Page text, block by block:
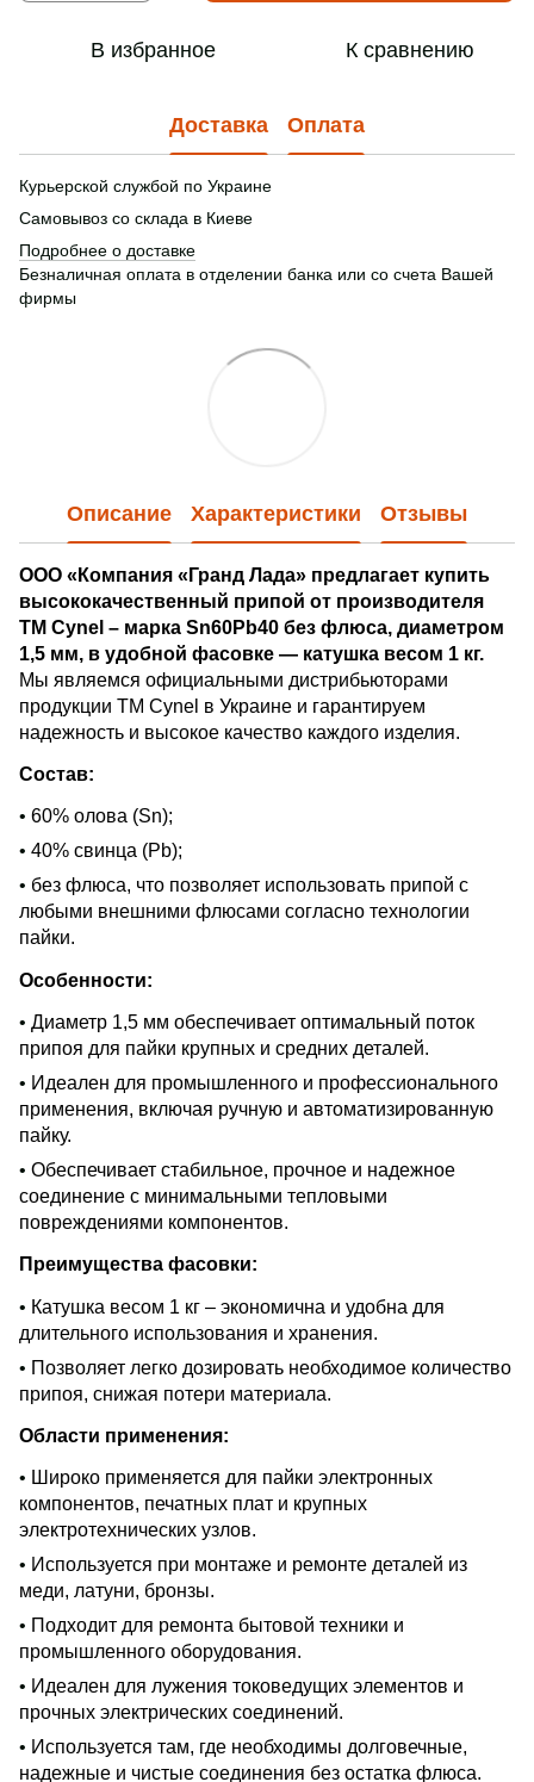
В избранное К сравнению
Доставка Оплата
Курьерской службой по Украине
Самовывоз со склада в Киеве
Подробнее о доставке
Безналичная оплата в отделении банка или со счета Вашей
фирмы
Описание Характеристики Отзывы
ООО «Компания «Гранд Лада» предлагает купить
высококачественный припой от производителя
ТМ Cynel – марка Sn60Pb40 без флюса, диаметром
1,5 мм, в удобной фасовке — катушка весом 1 кг.
Мы являемся официальными дистрибьюторами
продукции ТМ Cynel в Украине и гарантируем
надежность и высокое качество каждого изделия.
Состав:
• 60% олова (Sn);
• 40% свинца (Pb);
• без флюса, что позволяет использовать припой с
любыми внешними флюсами согласно технологии
пайки.
Особенности:
• Диаметр 1,5 мм обеспечивает оптимальный поток
припоя для пайки крупных и средних деталей.
• Идеален для промышленного и профессионального
применения, включая ручную и автоматизированную
пайку.
• Обеспечивает стабильное, прочное и надежное
соединение с минимальными тепловыми
повреждениями компонентов.
Преимущества фасовки:
• Катушка весом 1 кг – экономична и удобна для
длительного использования и хранения.
• Позволяет легко дозировать необходимое количество
припоя, снижая потери материала.
Области применения:
• Широко применяется для пайки электронных
компонентов, печатных плат и крупных
электротехнических узлов.
• Используется при монтаже и ремонте деталей из
меди, латуни, бронзы.
• Подходит для ремонта бытовой техники и
промышленного оборудования.
• Идеален для лужения токоведущих элементов и
прочных электрических соединений.
• Используется там, где необходимы долговечные,
надежные и чистые соединения без остатка флюса.